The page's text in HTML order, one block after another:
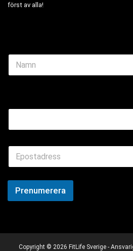
först av alla!
N
m
E
a
i
*
Prenumerera
Copyright © 2026 FitLife Sverige -